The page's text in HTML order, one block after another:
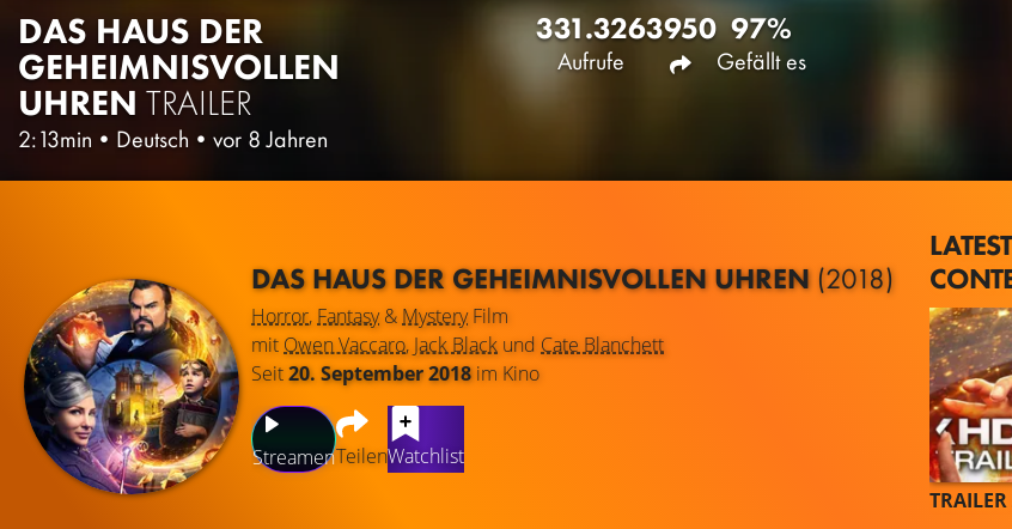
DAS HAUS DER
GEHEIMNISVOLLEN
UHREN TRAILER
2:13min • Deutsch • vor 8 Jahren
331.326
Aufrufe
3950 97%
Gefällt es
DAS HAUS DER GEHEIMNISVOLLEN UHREN(2018)
Horror, Fantasy& MysteryFilm
mit Owen Vaccaro, Jack Black und Cate Blanchett
Seit20. September 2018im Kino
StreamenTeilenWatchlist
LATEST
TRAILER